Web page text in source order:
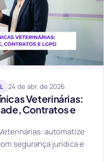
24 de abr. de 2026
Veterinárias:
Contratos e
automatize
segurança jurídica e